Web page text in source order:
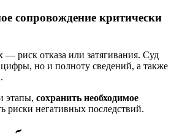
сопровождение критически
— риск отказа или затягивания. Суд
цифры, но и полноту сведений, а также
этапы, сохранить необходимое
риски негативных последствий.